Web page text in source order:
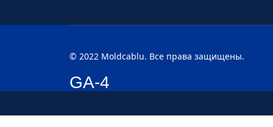
© 2022 Moldcablu. Все права защищены.
GA-4